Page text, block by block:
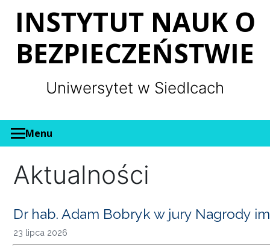
INSTYTUT NAUK O
BEZPIECZEŃSTWIE
Uniwersytet w Siedlcach
Menu
Aktualności
Dr hab. Adam Bobryk w jury Nagrody
23 lipca 2026